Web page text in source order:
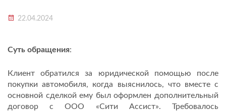
22.04.2024
Суть обращения:
Клиент обратился за юридической помощью после
покупки автомобиля, когда выяснилось, что вместе с
основной сделкой ему был оформлен дополнительный
договор с ООО «Сити Ассист». Требовалось